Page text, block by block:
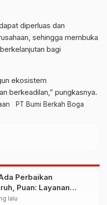
diperluas dan
sehingga membuka
bagi
ekosistem
berkeadilan,” pungkasnya.
PT Bumi Berkah Boga
Perbaikan
Puan: Layanan
Jangan Kehilangan
lalu